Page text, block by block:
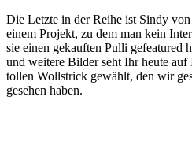
Die Letzte in der Reihe ist Sindy von
einem Projekt, zu dem man kein
sie einen gekauften Pulli gefeatured
und weitere Bilder seht Ihr heute
tollen Wollstrick gewählt, den wir
gesehen haben.